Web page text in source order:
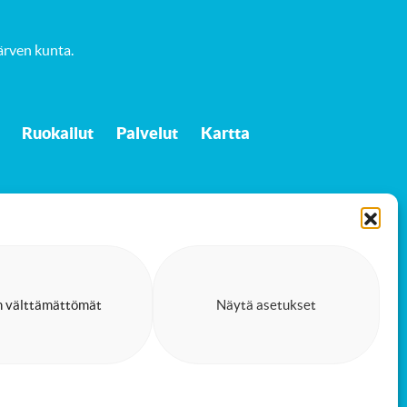
välttämättömät Näytä asetukset
kunta.
Ruokailut Palvelut Kartta